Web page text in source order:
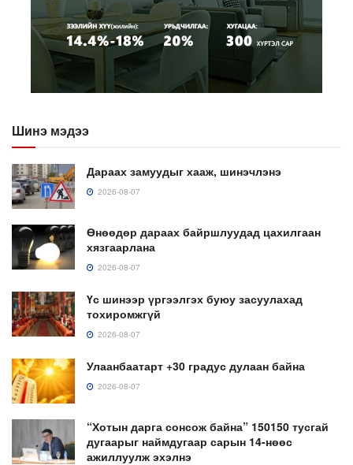
Шинэ мэдээ
Дараах замуудыг хааж, шинэчлэнэ
2026-08-07
Өнөөдөр дараах байршлуудад цахилгаан
хязгаарлана
2026-08-07
Үс шинээр үргээлгэх буюу засуулахад
тохиромжгүй
2026-08-07
Улаанбаатарт +30 градус дулаан байна
2026-08-07
“Хотын дарга сонсож байна” 150150 тусгай
дугаарыг наймдугаар сарын 14-нөөс
ажиллуулж эхэлнэ